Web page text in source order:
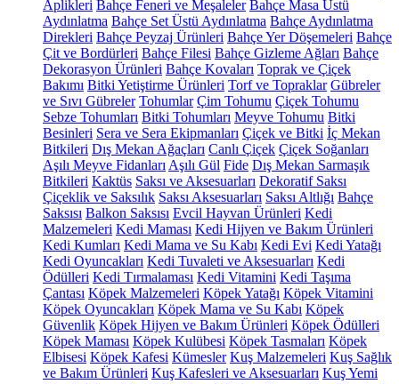
Aplikleri Bahçe Feneri ve Meşaleler Bahçe Masa Üstü
Aydınlatma Bahçe Set Üstü Aydınlatma Bahçe Aydınlatma
Direkleri Bahçe Peyzaj Ürünleri Bahçe Yer Döşemeleri Bahçe
Çit ve Bordürleri Bahçe Filesi Bahçe Gizleme Ağları Bahçe
Dekorasyon Ürünleri Bahçe Kovaları Toprak ve Çiçek
Bakımı Bitki Yetiştirme Ürünleri Torf ve Topraklar Gübreler
ve Sıvı Gübreler Tohumlar Çim Tohumu Çiçek Tohumu
Sebze Tohumları Bitki Tohumları Meyve Tohumu Bitki
Besinleri Sera ve Sera Ekipmanları Çiçek ve Bitki İç Mekan
Bitkileri Dış Mekan Ağaçları Canlı Çiçek Çiçek Soğanları
Aşılı Meyve Fidanları Aşılı Gül Fide Dış Mekan Sarmaşık
Bitkileri Kaktüs Saksı ve Aksesuarları Dekoratif Saksı
Çiçeklik ve Saksılık Saksı Aksesuarları Saksı Altlığı Bahçe
Saksısı Balkon Saksısı Evcil Hayvan Ürünleri Kedi
Malzemeleri Kedi Maması Kedi Hijyen ve Bakım Ürünleri
Kedi Kumları Kedi Mama ve Su Kabı Kedi Evi Kedi Yatağı
Kedi Oyuncakları Kedi Tuvaleti ve Aksesuarları Kedi
Ödülleri Kedi Tırmalaması Kedi Vitamini Kedi Taşıma
Çantası Köpek Malzemeleri Köpek Yatağı Köpek Vitamini
Köpek Oyuncakları Köpek Mama ve Su Kabı Köpek
Güvenlik Köpek Hijyen ve Bakım Ürünleri Köpek Ödülleri
Köpek Maması Köpek Kulübesi Köpek Tasmaları Köpek
Elbisesi Köpek Kafesi Kümesler Kuş Malzemeleri Kuş Sağlık
ve Bakım Ürünleri Kuş Kafesleri ve Aksesuarları Kuş Yemi